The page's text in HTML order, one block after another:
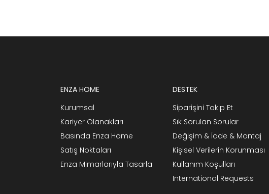
ENZA HOME
Kurumsal
Kariyer Olanakları
Basında Enza Home
Satış Noktaları
Enza Mimarlarıyla Tasarla
DESTEK
Siparişini Takip Et
Sık Sorulan Sorular
Değişim & İade & Montaj
Kişisel Verilerin Korunması
Kullanım Koşulları
International Requests